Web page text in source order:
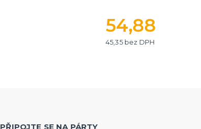
54,88
45,35 bez DPH
PŘIPOJTE SE NA PÁRTY